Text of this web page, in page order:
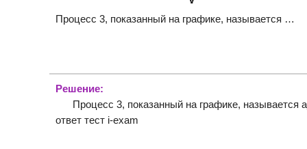
Процесс 3, показанный на графике, называется …
Решение:
Процесс 3, показанный на графике, называется
ответ тест i-exam